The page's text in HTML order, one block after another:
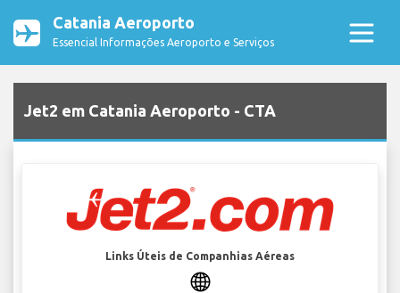
Catania Aeroporto
Essencial Informações Aeroporto e Serviços
Jet2 em Catania Aeroporto - CTA
Links Úteis de Companhias Aéreas